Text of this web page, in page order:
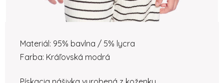
Materiál: 95% bavlna / 5% lycra
Farba: Kráľovská modrá